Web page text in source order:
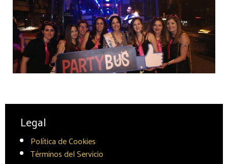
Legal
Política de Cookies
Términos del Servicio